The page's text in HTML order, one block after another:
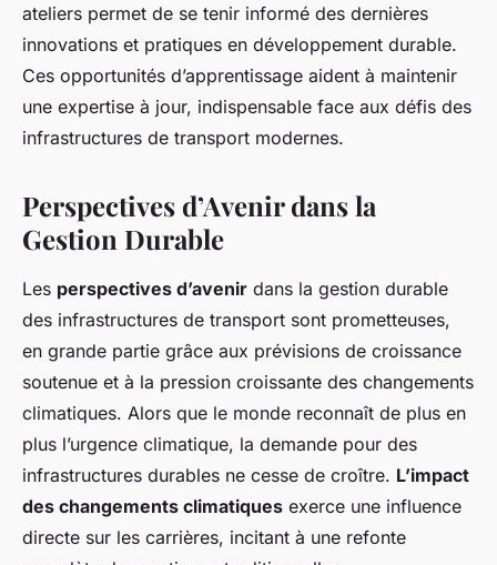
ateliers permet de se tenir informé des dernières
innovations et pratiques en développement durable.
Ces opportunités d’apprentissage aident à maintenir
une expertise à jour, indispensable face aux défis des
infrastructures de transport modernes.
Perspectives d’Avenir dans la
Gestion Durable
Les perspectives d’avenir dans la gestion durable
des infrastructures de transport sont prometteuses,
en grande partie grâce aux prévisions de croissance
soutenue et à la pression croissante des changements
climatiques. Alors que le monde reconnaît de plus en
plus l’urgence climatique, la demande pour des
infrastructures durables ne cesse de croître. L’impact
des changements climatiques exerce une influence
directe sur les carrières, incitant à une refonte